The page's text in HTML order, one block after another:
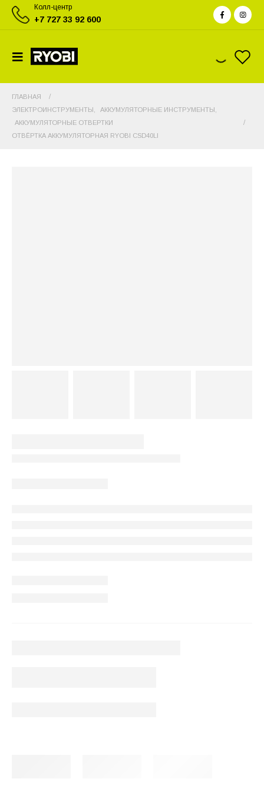
Колл-центр
+7 727 33 92 600
ГЛАВНАЯ
ЭЛЕКТРОИНСТРУМЕНТЫ
АККУМУЛЯТОРНЫЕ ИНСТРУМЕНТЫ
АККУМУЛЯТОРНЫЕ ОТВЕРТКИ
ОТВЁРТКА АККУМУЛЯТОРНАЯ RYOBI CSD40LI